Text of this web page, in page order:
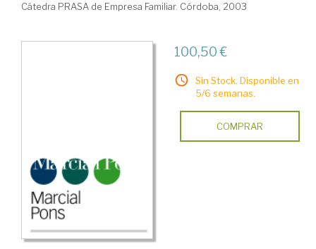
Cátedra PRASA de Empresa Familiar. Córdoba, 2003
100,50 €
Sin Stock. Disponible en
5/6 semanas.
COMPRAR